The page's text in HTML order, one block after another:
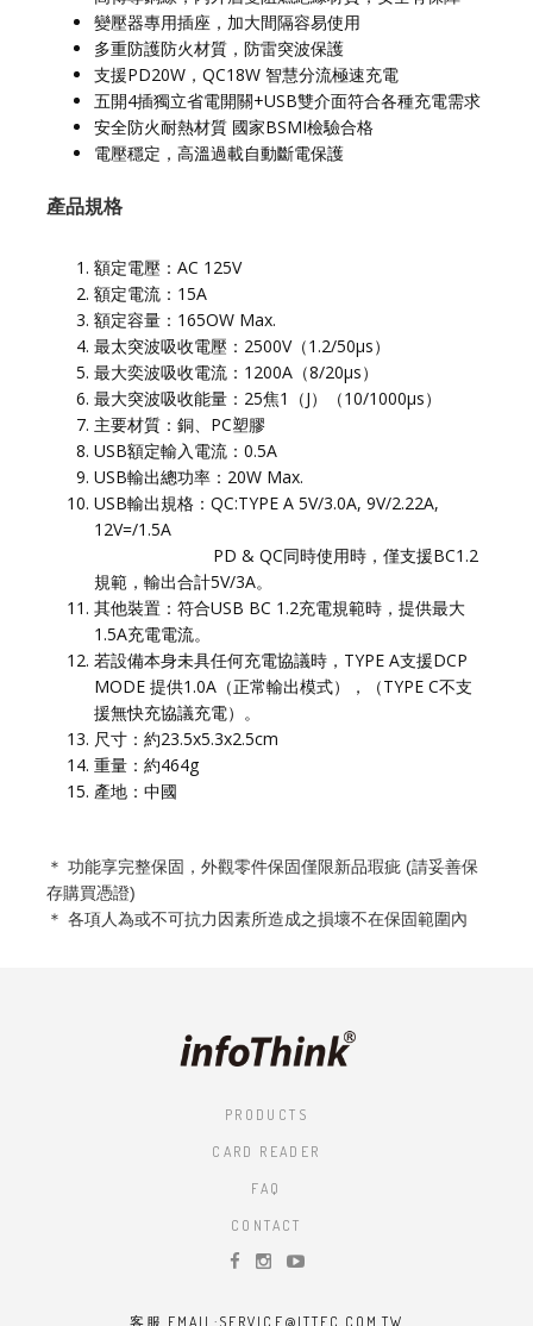
變壓器專用插座，加大間隔容易使用
多重防護防火材質，防雷突波保護
支援PD20W，QC18W 智慧分流極速充電
五開4插獨立省電開關+USB雙介面符合各種充電需求
安全防火耐熱材質 國家BSMI檢驗合格
電壓穩定，高溫過載自動斷電保護
產品規格
額定電壓：AC 125V
額定電流：15A
額定容量：165OW Max.
最太突波吸收電壓：2500V（1.2/50μs）
最大奕波吸收電流：1200A（8/20μs）
最大突波吸收能量：25焦1（J）（10/1000μs）
主要材質：銅、PC塑膠
USB額定輸入電流：0.5A
USB輸出總功率：20W Max.
USB輸出規格：QC:TYPE A 5V/3.0A, 9V/2.22A,
12V=/1.5A
PD & QC同時使用時，僅支援BC1.2
規範，輸出合計5V/3A。
其他裝置：符合USB BC 1.2充電規範時，提供最大
1.5A充電電流。
若設備本身未具任何充電協議時，TYPE A支援DCP
MODE 提供1.0A（正常輸出模式），（TYPE C不支
援無快充協議充電）。
尺寸：約23.5x5.3x2.5cm
重量：約464g
產地：中國
＊ 功能享完整保固，外觀零件保固僅限新品瑕疵 (請妥善保
存購買憑證)
＊ 各項人為或不可抗力因素所造成之損壞不在保固範圍內
PRODUCTS
CARD READER
FAQ
CONTACT
客服 EMAIL:SERVICE@ITTEC.COM.TW